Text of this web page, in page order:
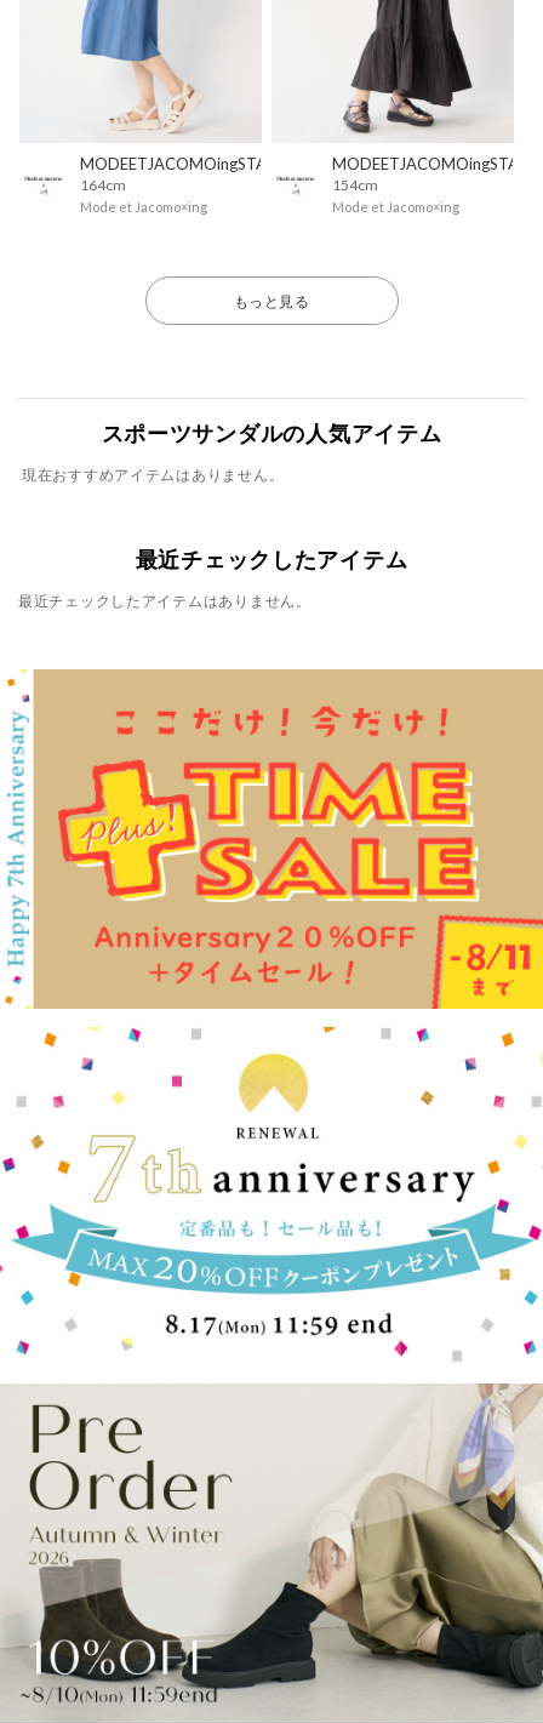
MODEETJACOMOingSTAFF
164cm
Mode et Jacomo×ing
MODEETJACOMOingSTAFF
154cm
Mode et Jacomo×ing
もっと見る
スポーツサンダルの人気アイテム
現在おすすめアイテムはありません。
最近チェックしたアイテム
最近チェックしたアイテムはありません。